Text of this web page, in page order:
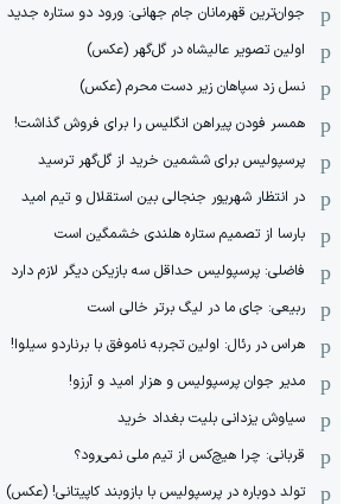
جوان‌ترین قهرمانان جام جهانی: ورود دو ستاره جدید
اولین تصویر عالیشاه در گل‌گهر (عکس)
نسل زد سپاهان زیر دست محرم (عکس)
همسر فودن پیراهن انگلیس را برای فروش گذاشت!
پرسپولیس برای ششمین خرید از گل‌گهر ترسید
در انتظار شهریور جنجالی بین استقلال و تیم امید
بارسا از تصمیم ستاره هلندی خشمگین است
فاضلی: پرسپولیس حداقل سه بازیکن دیگر لازم دارد
ربیعی: جای ما در لیگ برتر خالی است
هراس در رئال: اولین تجربه ناموفق با برناردو سیلوا!
مدیر جوان پرسپولیس و هزار امید و آرزو!
سیاوش یزدانی بلیت بغداد خرید
قربانی: چرا هیچ‌کس از تیم ملی نمی‌رود؟
تولد دوباره در پرسپولیس با بازوبند کاپیتانی! (عکس)